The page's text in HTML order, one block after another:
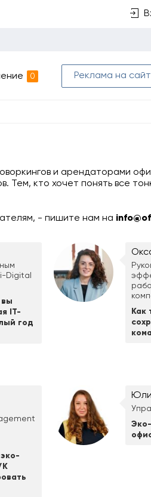
0 Реклама на
и арендаторами
Тем, кто хочет понять все
- пишите нам на
Digital
вы
IT-
год
Как